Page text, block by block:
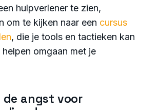
hulpverlener te zien,
om te kijken naar een cursus
, die je tools en tactieken kan
omgaan met je
de angst voor